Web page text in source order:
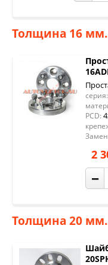
Толщина 16 мм.
серия:
PCD:
2
−
Толщина 20 мм.